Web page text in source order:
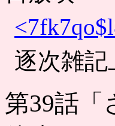
逐次雑記
第39話「